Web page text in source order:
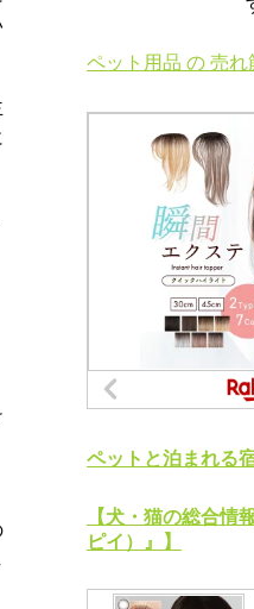
ペット用品 の 売
ペットと泊まれる
【犬・猫の総合情
ピイ）』】